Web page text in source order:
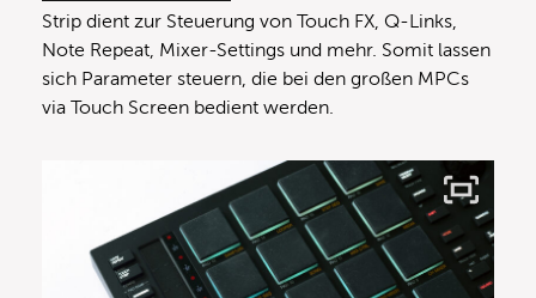
Strip dient zur Steuerung von Touch FX, Q-Links,
Note Repeat, Mixer-Settings und mehr. Somit lassen
sich Parameter steuern, die bei den großen MPCs
via Touch Screen bedient werden.